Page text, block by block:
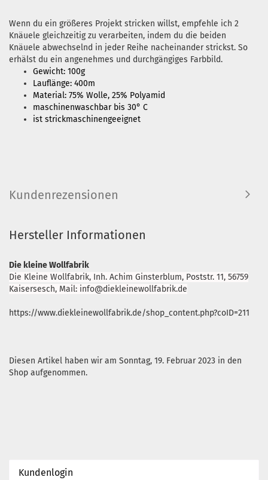
Wenn du ein größeres Projekt stricken willst, empfehle ich 2
Knäuele gleichzeitig zu verarbeiten, indem du die beiden
Knäuele abwechselnd in jeder Reihe nacheinander strickst. So
erhälst du ein angenehmes und durchgängiges Farbbild.
Gewicht: 100g
Lauflänge: 400m
Material: 75% Wolle, 25% Polyamid
maschinenwaschbar bis 30° C
ist strickmaschinengeeignet
Kundenrezensionen
Hersteller Informationen
Die kleine Wollfabrik
Die Kleine Wollfabrik, Inh. Achim Ginsterblum, Poststr. 11, 56759
Kaisersesch, Mail: info@diekleinewollfabrik.de
https://www.diekleinewollfabrik.de/shop_content.php?coID=211
Diesen Artikel haben wir am Sonntag, 19. Februar 2023 in den
Shop aufgenommen.
Kundenlogin